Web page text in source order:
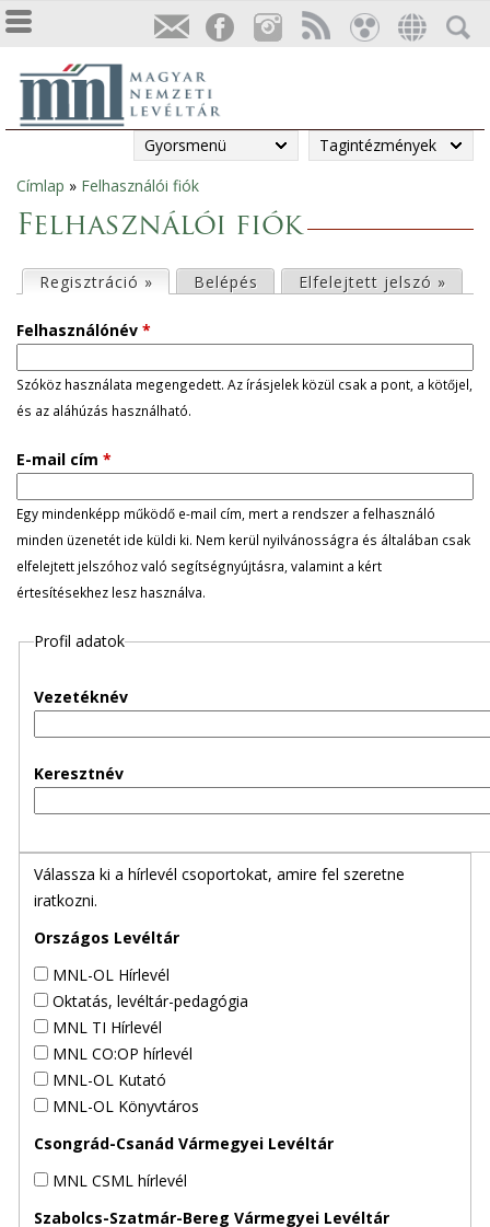
Gyorsmenü Tagintézmények
Jelenlegi
hely
Címlap » Felhasználói fiók
Felhasználói fiók
l
s
ő
d
l
e
g
e
Regisztráció » (aktív fül)
Belépés Elfelejtett jelszó »
Felhasználónév *
Szóköz használata megengedett. Az írásjelek közül csak a pont, a kötőjel,
és az aláhúzás használható.
E-mail cím *
Egy mindenképp működő e-mail cím, mert a rendszer a felhasználó
minden üzenetét ide küldi ki. Nem kerül nyilvánosságra és általában csak
elfelejtett jelszóhoz való segítségnyújtásra, valamint a kért
értesítésekhez lesz használva.
Profil adatok
Vezetéknév
Keresztnév
Válassza ki a hírlevél csoportokat, amire fel szeretne
iratkozni.
Országos Levéltár
MNL-OL Hírlevél
Oktatás, levéltár-pedagógia
MNL TI Hírlevél
MNL CO:OP hírlevél
MNL-OL Kutató
MNL-OL Könyvtáros
Csongrád-Csanád Vármegyei Levéltár
MNL CSML hírlevél
Szabolcs-Szatmár-Bereg Vármegyei Levéltár